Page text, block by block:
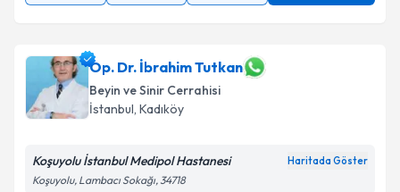
Op. Dr. İbrahim Tutkan
Beyin ve Sinir Cerrahisi
İstanbul, Kadıköy
Koşuyolu İstanbul Medipol Hastanesi Haritada Göster
Koşuyolu, Lambacı Sokağı, 34718